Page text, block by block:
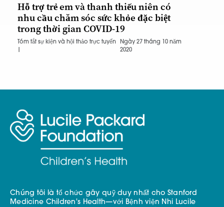
Hỗ trợ trẻ em và thanh thiếu niên có
nhu cầu chăm sóc sức khỏe đặc biệt
trong thời gian COVID-19
Tóm tắt sự kiện và hội thảo trực tuyến
Ngày 27 tháng 10 năm
2020
Chúng tôi là tổ chức gây quỹ duy nhất cho Stanford
Medicine Children's Health—với Bệnh viện Nhi Lucile